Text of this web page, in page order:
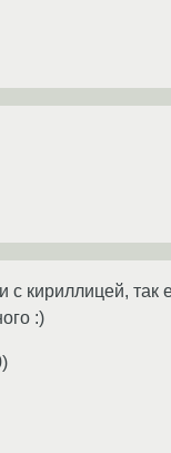
с кириллицей,
:)
)